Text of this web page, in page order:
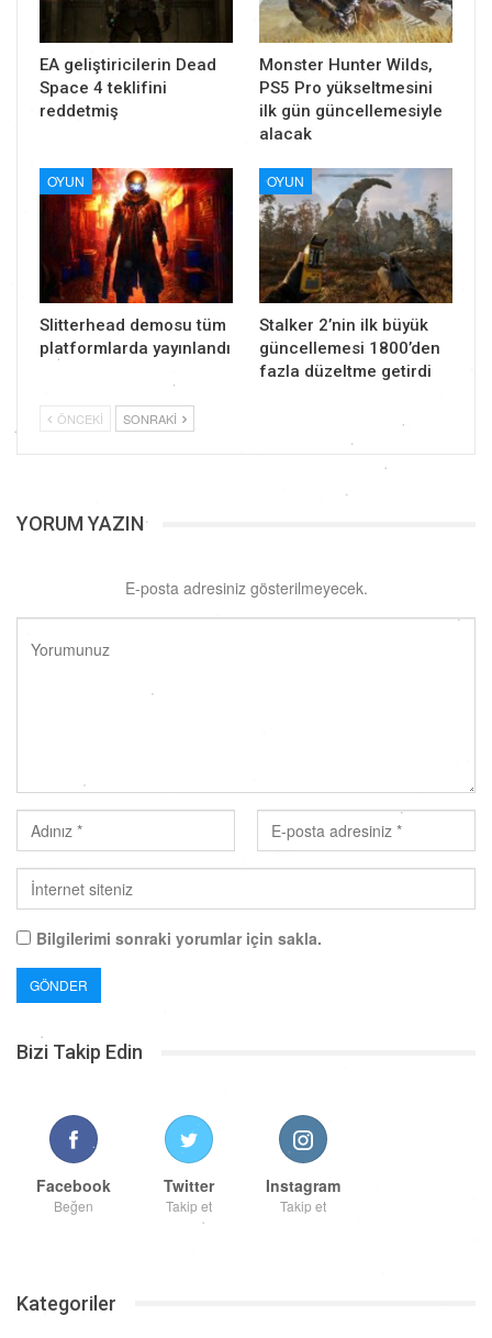
EA geliştiricilerin Dead
Space 4 teklifini
reddetmiş
Monster Hunter Wilds,
PS5 Pro yükseltmesini
ilk gün güncellemesiyle
alacak
OYUN
Slitterhead demosu tüm
platformlarda yayınlandı
OYUN
Stalker 2’nin ilk büyük
güncellemesi 1800’den
fazla düzeltme getirdi
ÖNCEKI SONRAKI
YORUM YAZIN
E-posta adresiniz gösterilmeyecek.
Bilgilerimi sonraki yorumlar için sakla.
Bizi Takip Edin
Facebook
Beğen
Twitter
Takip et
Instagram
Takip et
Kategoriler